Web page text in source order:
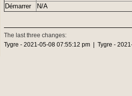
Démarrer
N/A
The last three changes:
Tygre - 2021-05-08 07:55:12 pm | Tygre -